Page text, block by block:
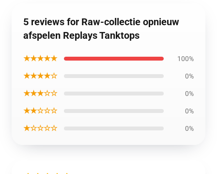
5 reviews for Raw-collectie opnieuw
afspelen Replays Tanktops
★★★★★ 100%
★★★★☆ 0%
★★★☆☆ 0%
★★☆☆☆ 0%
★☆☆☆☆ 0%